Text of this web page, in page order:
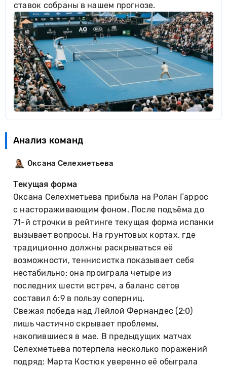
ставок собраны в нашем прогнозе.
Анализ команд
Оксана Селехметьева
Текущая форма
Оксана Селехметьева прибыла на Ролан Гаррос
с настораживающим фоном. После подъёма до
71-й строчки в рейтинге текущая форма испанки
вызывает вопросы. На грунтовых кортах, где
традиционно должны раскрываться её
возможности, теннисистка показывает себя
нестабильно: она проиграла четыре из
последних шести встреч, а баланс сетов
составил 6:9 в пользу соперниц.
Свежая победа над Лейлой Фернандес (2:0)
лишь частично скрывает проблемы,
накопившиеся в мае. В предыдущих матчах
Селехметьева потерпела несколько поражений
подряд: Марта Костюк уверенно её обыграла